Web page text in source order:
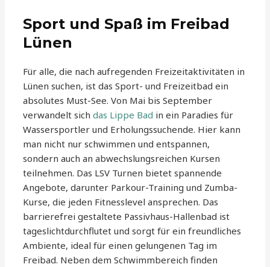
Sport und Spaß im Freibad
Lünen
Für alle, die nach aufregenden Freizeitaktivitäten in
Lünen suchen, ist das Sport- und Freizeitbad ein
absolutes Must-See. Von Mai bis September
verwandelt sichdas Lippe Bad in ein Paradies für
Wassersportler und Erholungssuchende. Hier kann
man nicht nur schwimmen und entspannen,
sondern auch an abwechslungsreichen Kursen
teilnehmen. Das LSV Turnen bietet spannende
Angebote, darunter Parkour-Training und Zumba-
Kurse, die jeden Fitnesslevel ansprechen. Das
barrierefrei gestaltete Passivhaus-Hallenbad ist
tageslichtdurchflutet und sorgt für ein freundliches
Ambiente, ideal für einen gelungenen Tag im
Freibad. Neben dem Schwimmbereich finden